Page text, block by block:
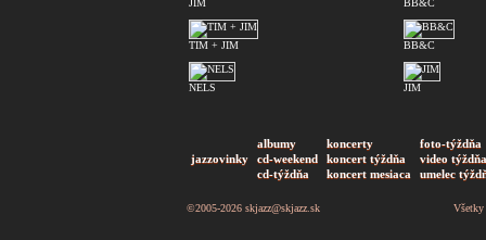
JIM BB&C
TIM + JIM BB&C
NELS JIM
jazzovinky
albumy koncerty
foto-týždňa
cd-weekend
koncert týždňa
video týždňa
cd-týždňa
koncert mesiaca umelec
©2005-2026 skjazz@skjazz.sk Všetky